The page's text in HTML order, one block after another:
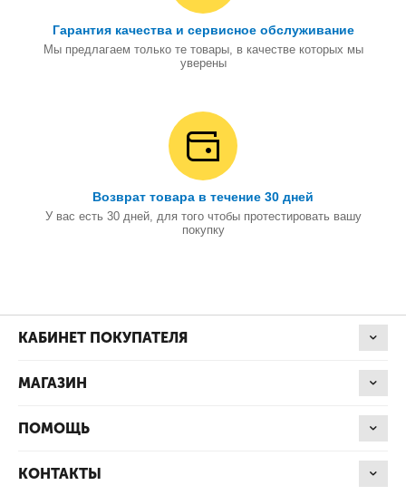
Гарантия качества и сервисное обслуживание
Мы предлагаем только те товары, в качестве которых мы
уверены
Возврат товара в течение 30 дней
У вас есть 30 дней, для того чтобы протестировать вашу
покупку
КАБИНЕТ ПОКУПАТЕЛЯ
МАГАЗИН
ПОМОЩЬ
КОНТАКТЫ